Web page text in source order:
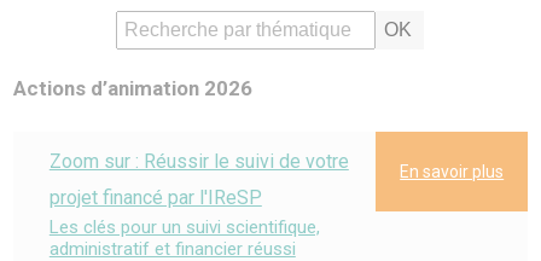
Actions d’animation 2026
Zoom sur : Réussir le suivi de votre
projet financé par l'IReSP
Les clés pour un suivi scientifique,
administratif et financier réussi
En savoir plus